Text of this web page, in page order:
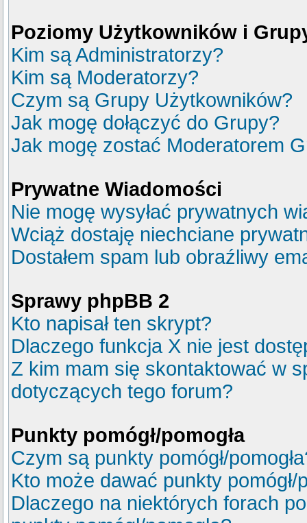
Poziomy Użytkowników i
Kim są Administratorzy?
Kim są Moderatorzy?
Czym są Grupy Użytkowników?
Jak mogę dołączyć do Grupy?
Jak mogę zostać Moderatorem
Prywatne Wiadomości
Nie mogę wysyłać prywatnych
Wciąż dostaję niechciane
Dostałem spam lub obraźliwy
Sprawy phpBB 2
Kto napisał ten skrypt?
Dlaczego funkcja X nie jest
Z kim mam się skontaktować w
dotyczących tego forum?
Punkty pomógł/pomogła
Czym są punkty pomógł/
Kto może dawać punkty pomógł/
Dlaczego na niektórych forach